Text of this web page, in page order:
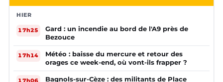
HIER
17h25
Gard : un incendie au bord de l'A9 près de
Bezouce
17h14
Météo : baisse du mercure et retour des
orages ce week-end, où vont-ils frapper ?
Bagnols-sur-Cèze : des militants de Place